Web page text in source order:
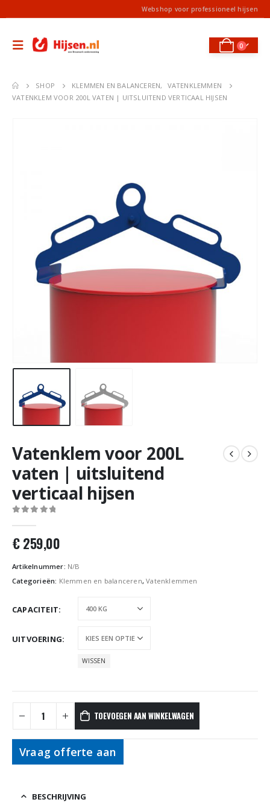
Webshop voor professioneel hijsen
0
SHOP KLEMMEN EN BALANCEREN,
VATENKLEMMEN
VATENKLEM VOOR 200L VATEN | UITSLUITEND VERTICAAL HIJSEN
Vatenklem voor 200L
vaten | uitsluitend
verticaal hijsen
€259,00
Artikelnummer: N/B
Categorieën: Klemmen en balanceren,Vatenklemmen
CAPACITEIT
UITVOERING
WISSEN
TOEVOEGEN AAN WINKELWAGEN
Vraag offerte aan
BESCHRIJVING